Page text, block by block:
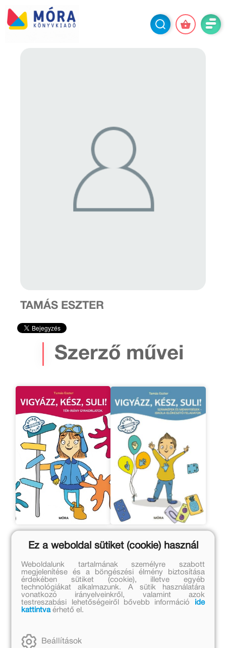
TAMÁS ESZTER
Szerző művei
Eredeti ár:
1 999 Ft
Kedvezményes ár:
1 199 Ft
Eredeti ár:
1 999 Ft
Kedvezményes ár:
Ez a weboldal sütiket (cookie) használ
Weboldalunk tartalmának személyre szabott
megjelenítése és a böngészési élmény biztosítása
érdekében sütiket (cookie), illetve egyéb
technológiákat alkalmazunk. A sütik használatára
vonatkozó irányelveinkről, valamint azok
testreszabási lehetőségeiről bővebb információ
ide
kattintvaérhető el.
Beállítások